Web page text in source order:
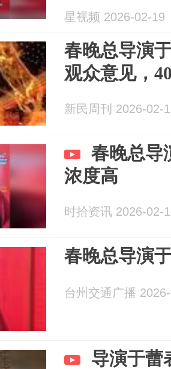
剂”
星视频 2026-02-19
春晚总导演
观众意见，
新民周刊 2026-02-
春晚总导
浓度高
时拾资讯 2026-02-
春晚总导演
台州交通广播
导演于蕾